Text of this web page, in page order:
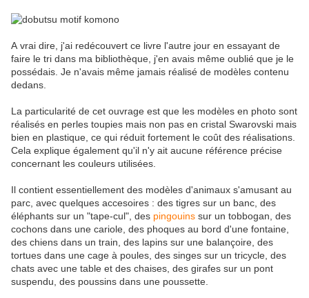
A vrai dire, j'ai redécouvert ce livre l'autre jour en essayant de
faire le tri dans ma bibliothèque, j'en avais même oublié que je le
possédais. Je n'avais même jamais réalisé de modèles contenu
dedans.
La particularité de cet ouvrage est que les modèles en photo sont
réalisés en perles toupies mais non pas en cristal Swarovski mais
bien en plastique, ce qui réduit fortement le coût des réalisations.
Cela explique également qu'il n'y ait aucune référence précise
concernant les couleurs utilisées.
Il contient essentiellement des modèles d'animaux s'amusant au
parc, avec quelques accesoires : des tigres sur un banc, des
éléphants sur un "tape-cul", des pingouins sur un tobbogan, des
cochons dans une cariole, des phoques au bord d'une fontaine,
des chiens dans un train, des lapins sur une balançoire, des
tortues dans une cage à poules, des singes sur un tricycle, des
chats avec une table et des chaises, des girafes sur un pont
suspendu, des poussins dans une poussette.